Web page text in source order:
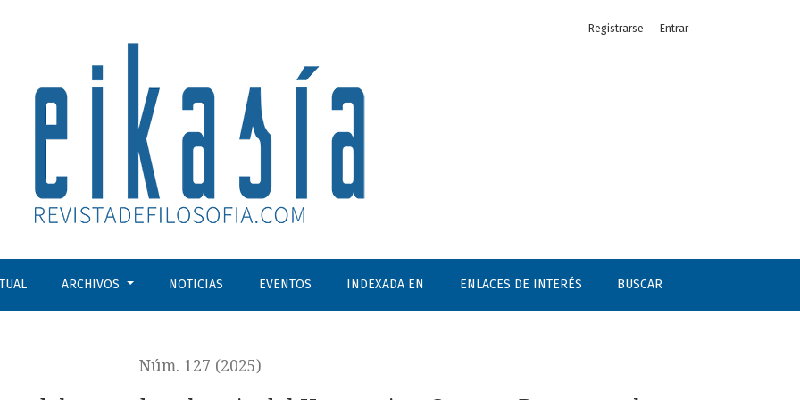
del Homenaje a Gustavo Bueno en el Centenario de su Nacimiento
Registrarse Entrar
ARCHIVOS NOTICIAS EVENTOS INDEXADA EN ENLACES DE INTERÉS BUSCAR
Núm. 127 (2025)